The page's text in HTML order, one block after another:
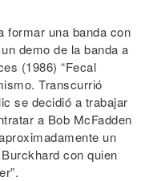
formar una banda con
demo de la banda a
(1986) “Fecal
Transcurrió
se decidió a trabajar
a Bob McFadden
un
con quien